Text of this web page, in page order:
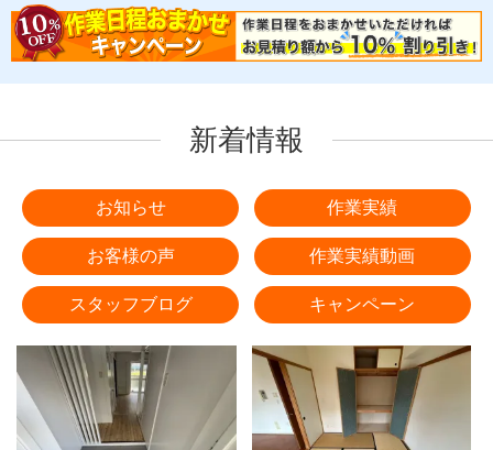
新着情報
お知らせ 作業実績
お客様の声 作業実績動画
スタッフブログ キャンペーン